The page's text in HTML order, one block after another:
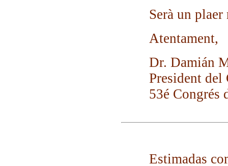
Serà un plaer
Atentament,
Dr. Damián
President del
53é Congrés
Estimadas